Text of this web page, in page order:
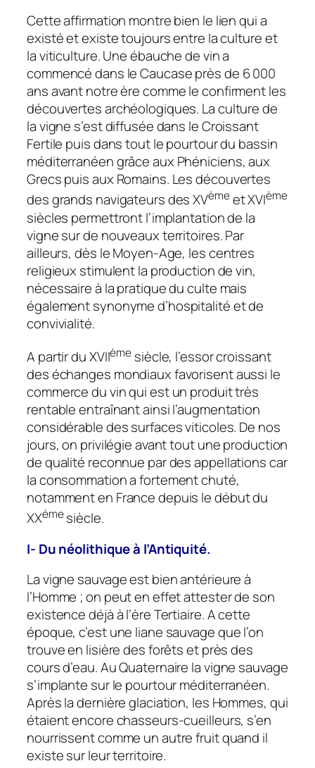
Cette affirmation montre bien le lien qui a
existé et existe toujours entre la culture et
la viticulture. Une ébauche de vin a
commencé dans le Caucase près de 6 000
ans avant notre ère comme le confirment les
découvertes archéologiques. La culture de
la vigne s’est diffusée dans le Croissant
Fertile puis dans tout le pourtour du bassin
méditerranéen grâce aux Phéniciens, aux
Grecs puis aux Romains. Les découvertes
des grands navigateurs des XVèmeet XVIème
siècles permettront l’implantation de la
vigne sur de nouveaux territoires. Par
ailleurs, dès le Moyen-Age, les centres
religieux stimulent la production de vin,
nécessaire à la pratique du culte mais
également synonyme d’hospitalité et de
convivialité.
A partir du XVIIème siècle, l’essor croissant
des échanges mondiaux favorisent aussi le
commerce du vin qui est un produit très
rentable entraînant ainsi l’augmentation
considérable des surfaces viticoles. De nos
jours, on privilégie avant tout une production
de qualité reconnue par des appellations car
la consommation a fortement chuté,
notamment en France depuis le début du
XXèmesiècle.
I- Du néolithique à l’Antiquité.
La vigne sauvage est bien antérieure à
l’Homme ; on peut en effet attester de son
existence déjà à l’ère Tertiaire. A cette
époque, c’est une liane sauvage que l’on
trouve en lisière des forêts et près des
cours d’eau. Au Quaternaire la vigne sauvage
s’implante sur le pourtour méditerranéen.
Après la dernière glaciation, les Hommes, qui
étaient encore chasseurs-cueilleurs, s’en
nourrissent comme un autre fruit quand il
existe sur leur territoire.